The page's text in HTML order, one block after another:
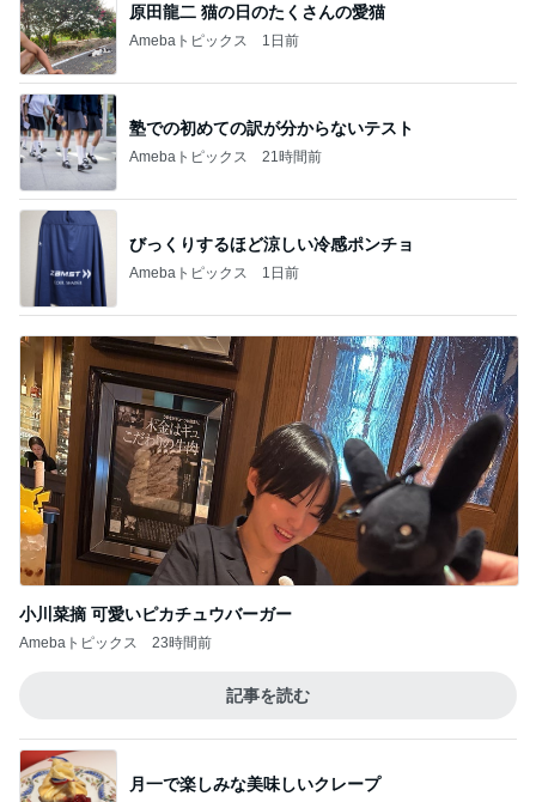
原田龍二 猫の日のたくさんの愛猫
Amebaトピックス 1日前
塾での初めての訳が分からないテスト
Amebaトピックス 21時間前
びっくりするほど涼しい冷感ポンチョ
Amebaトピックス 1日前
小川菜摘 可愛いピカチュウバーガー
Amebaトピックス 23時間前
記事を読む
月一で楽しみな美味しいクレープ